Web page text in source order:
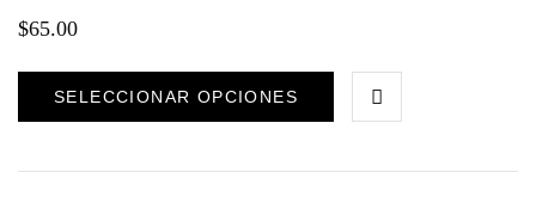
$65.00
SELECCIONAR OPCIONES